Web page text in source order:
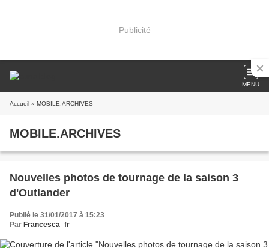
Publicité
MENU
Accueil » MOBILE.ARCHIVES
MOBILE.ARCHIVES
Nouvelles photos de tournage de la saison 3
d'Outlander
Publié le 31/01/2017 à 15:23
Par Francesca_fr